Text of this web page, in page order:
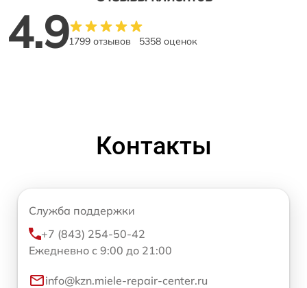
4.91799 отзывов 5358 оценок
Контакты
Служба поддержки
+7 (843) 254-50-42
Ежедневно с 9:00 до 21:00
info@kzn.miele-repair-center.ru